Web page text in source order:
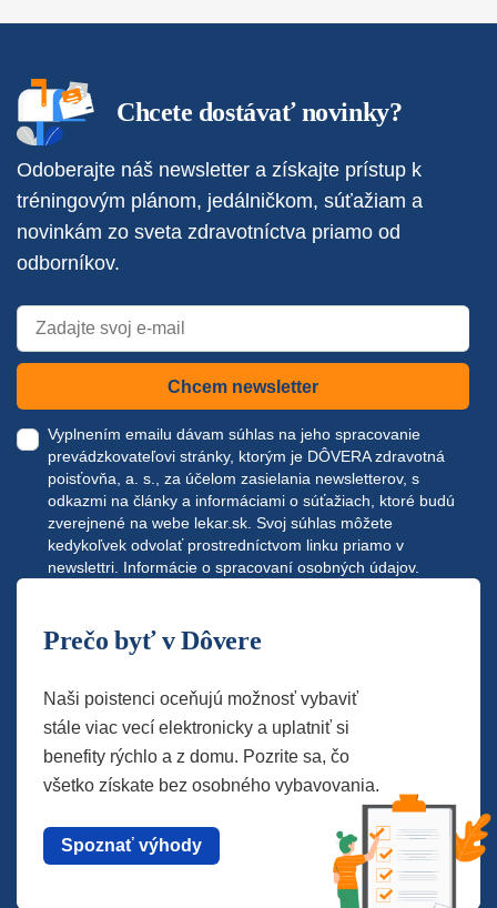
Chcete dostávať novinky?
Odoberajte náš newsletter a získajte prístup k
tréningovým plánom, jedálničkom, súťažiam a
novinkám zo sveta zdravotníctva priamo od
odborníkov.
Chcem newsletter
Vyplnením emailu dávam súhlas na jeho spracovanie
prevádzkovateľovi stránky, ktorým je DÔVERA zdravotná
poisťovňa, a. s., za účelom zasielania newsletterov, s
odkazmi na články a informáciami o súťažiach, ktoré budú
zverejnené na webe lekar.sk. Svoj súhlas môžete
kedykoľvek odvolať prostredníctvom linku priamo v
newslettri. Informácie o spracovaní osobných údajov.
Prečo byť v Dôvere
Naši poistenci oceňujú možnosť vybaviť
stále viac vecí elektronicky a uplatniť si
benefity rýchlo a z domu. Pozrite sa, čo
všetko získate bez osobného vybavovania.
Spoznať výhody